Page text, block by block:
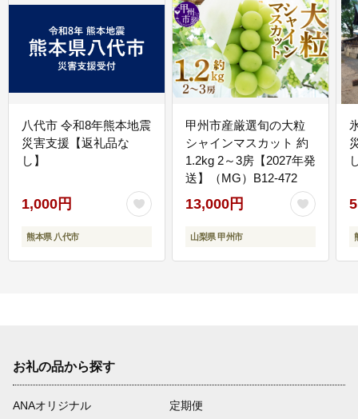
八代市 令和8年熊本地震
災害支援【返礼品な
し】
1,000円
熊本県 八代市
甲州市産厳選旬の大粒
シャインマスカット 約
1.2kg 2～3房【2027年発
送】（MG）B12-472
13,000円
山梨県 甲州市
お礼の品から探す
ANAオリジナル
定期便